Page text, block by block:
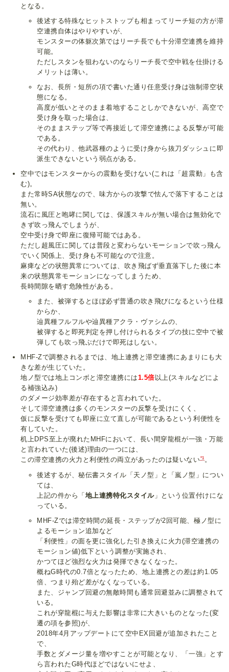
となる。
後述する特殊なヒットストップも相まってリーチ短の方が滞
空連携自体はやりやすいが、
モンスターの体躯次第ではリーチ長でも十分滞空連携を維持
可能。
ただしスタンを狙わないのならリーチ長で空中戦を仕掛ける
メリットは薄い。
なお、長所・短所の項で書いた通り任意受け身は強制滞空状
態になる。
高度が低いとそのまま着地することしかできないが、高空で
受け身を取った場合は、
そのままステップ等で再接近して滞空連携による反撃が可能
である。
その代わり、他武器種のように受け身から抜刀ダッシュに即
派生できないという弱点がある。
空中ではモンスターからの震動を受けない(これは「超震動」も含
む)。
また常時SA状態なので、味方からの攻撃で怯んで落下することは
無い。
流石に風圧と咆哮に関しては、保護スキルが無い場合は無効化で
きず吹っ飛んでしまうが、
空中受け身で即座に復帰可能ではある。
ただし超風圧に関しては普段と変わらないモーションで吹っ飛ん
でいく関係上、受け身も不可能なので注意。
麻痺などの状態異常については、吹き飛ばず垂直落下した後に本
来の状態異常モーションになってしまうため、
長時間隙を晒す危険性がある。
また、被弾するとほぼ必ず普通の吹き飛びになるという仕様
からか、
辿異種フルフルや辿異種アクラ・ヴァシムの、
被弾すると即死判定を押し付けられるタイプの技に空中で被
弾しても吹っ飛ぶだけで即死はしない。
MHF-Zで調整されるまでは、地上連携と滞空連携にあまりにも大
きな差が生じていた。
地ノ型では地上コンボと滞空連携には1.5倍 以上(スキルなどによ
る補強込み)
のダメージ効率差が存在すると言われていた。
そして滞空連携は多くのモンスターの反撃を受けにくく、
仮に反撃を受けても即座に立て直しが可能であるという利便性を
有していた。
机上DPS至上が廃れたMHFにおいて、長い間穿龍棍が一強・万能
と言われていた(後述)理由の一つには、
この滞空連携の火力と利便性の両立があったのは疑いない*1。
後述するが、秘伝書スタイル「天ノ型」と「嵐ノ型」につい
ては、
上記の件から「地上連携特化スタイル」という位置付けにな
っている。
MHF-Zでは滞空時間の延長・ステップが2回可能、極ノ型に
よるモーション追加など
「利便性」の面を更に強化した引き換えに火力(滞空連携の
モーション値)低下という調整が実施され、
かつてほど強烈な火力は発揮できなくなった。
概ねG時代の0.7倍となったため、地上連携との差は約1.05
倍、つまり殆ど差がなくなっている。
また、ジャンプ回避の無敵時間も通常回避並みに調整されて
いる。
これが穿龍棍に与えた影響は非常に大きいものとなった(変
遷の項を参照)が、
2018年4月アップデートにて空中EX回避が追加されたこと
で、
手数とダメージ量を増やすことが可能となり、「一強」とす
ら言われたG時代ほどではないにせよ、